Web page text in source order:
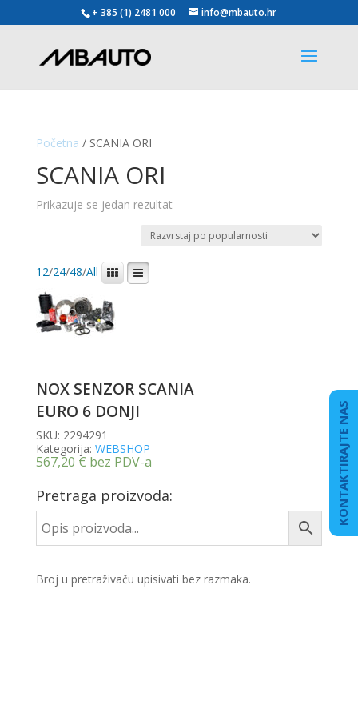
+ 385 (1) 2481 000 info@mbauto.hr
Početna / SCANIA ORI
SCANIA ORI
Prikazuje se jedan rezultat
12/24/48/All
NOX SENZOR SCANIA
EURO 6 DONJI
SKU: 2294291
Kategorija: WEBSHOP
567,20 € bez PDV-a
Pretraga proizvoda:
Broj u pretraživaču upisivati bez razmaka.
KONTAKTIRAJTE NAS